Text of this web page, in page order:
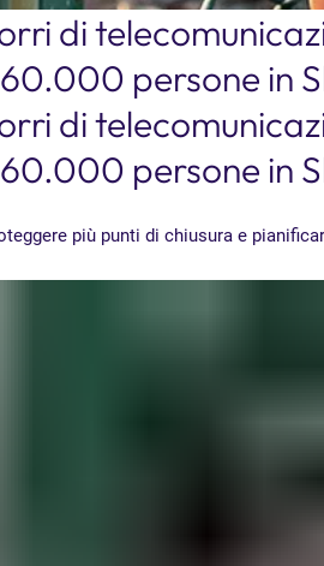
di
persone in
di
persone in
più punti di chiusura e